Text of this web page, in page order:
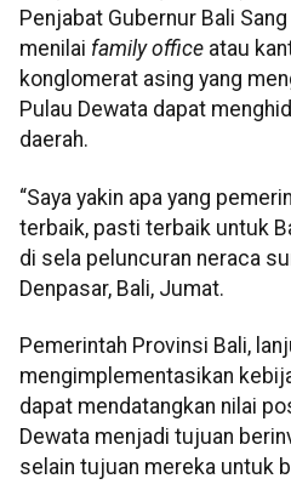
Penjabat Gubernur Bali
menilai family office atau
konglomerat asing yang
Pulau Dewata dapat
daerah.
“Saya yakin apa yang
terbaik, pasti terbaik untuk
di sela peluncuran neraca
Denpasar, Bali, Jumat.
Pemerintah Provinsi Bali,
mengimplementasikan
dapat mendatangkan nilai
Dewata menjadi tujuan
selain tujuan mereka untuk